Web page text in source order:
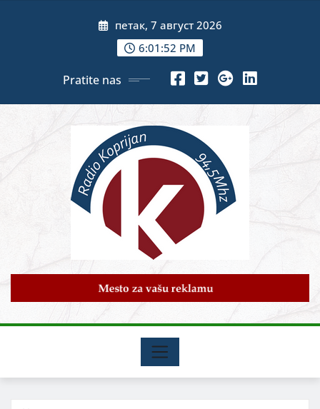
петак, 7 август 2026
6:01:54 PM
Pratite nas